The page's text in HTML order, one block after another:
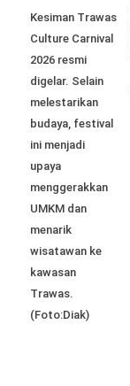
Kesiman Trawas
Culture Carnival
2026 resmi
digelar. Selain
melestarikan
budaya, festival
ini menjadi
upaya
menggerakkan
UMKM dan
menarik
wisatawan ke
kawasan
Trawas.
(Foto:Diak)